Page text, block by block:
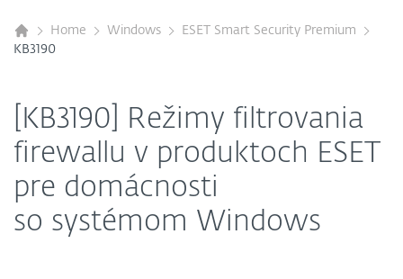
Home Windows
ESET Smart Security Premium
KB3190
[KB3190] Režimy filtrovania
firewallu v produktoch ESET
pre domácnosti
so systémom Windows